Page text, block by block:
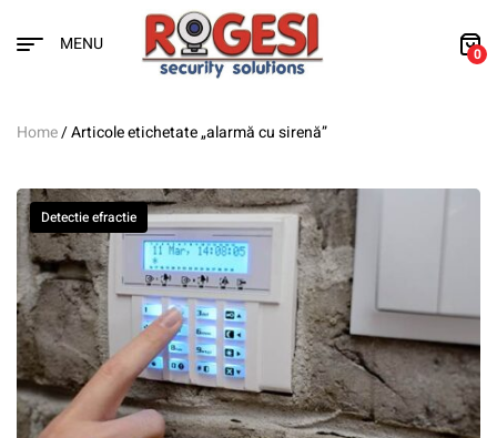
MENU 0
Home/ Articole etichetate „alarmă cu sirenă”
Detectie efractie